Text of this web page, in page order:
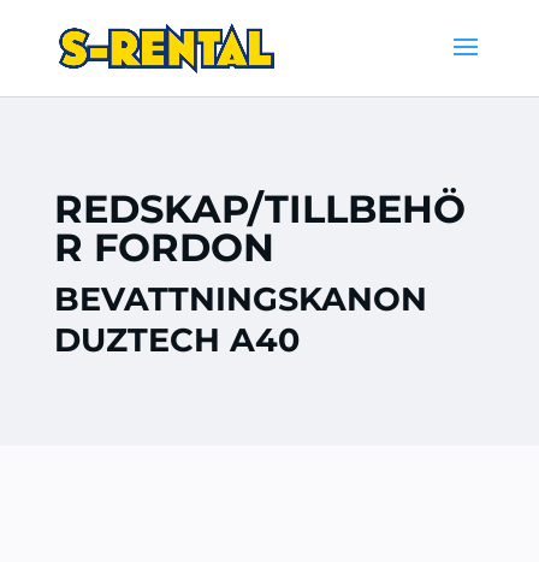
REDSKAP/TILLBEHÖ
R FORDON
BEVATTNINGSKANON
DUZTECH A40